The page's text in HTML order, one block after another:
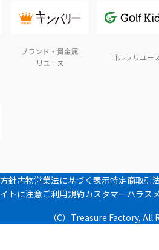
ブランド・貴金属
リユース
ゴルフリユース
針古物営業法に基づく表示特定商取引
トに注意ご利用規約カスタマーハラス
（C）Treasure Factory, All